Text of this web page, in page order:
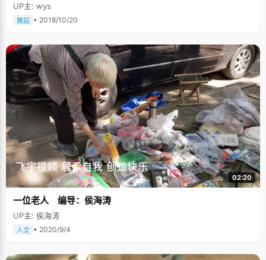
UP主: wys
舞蹈 • 2018/10/20
02:20
一位老人 编导：侯海涛
UP主: 侯海涛
人文 • 2020/9/4